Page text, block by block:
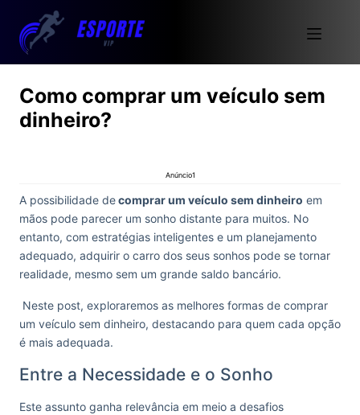
Como comprar um veículo sem
dinheiro?
Anúncio1
A possibilidade decomprar um veículo sem dinheiro em
mãos pode parecer um sonho distante para muitos. No
entanto, com estratégias inteligentes e um planejamento
adequado, adquirir o carro dos seus sonhos pode se tornar
realidade, mesmo sem um grande saldo bancário.
Neste post, exploraremos as melhores formas de comprar
um veículo sem dinheiro, destacando para quem cada opção
é mais adequada.
Entre a Necessidade e o Sonho
Este assunto ganha relevância em meio a desafios